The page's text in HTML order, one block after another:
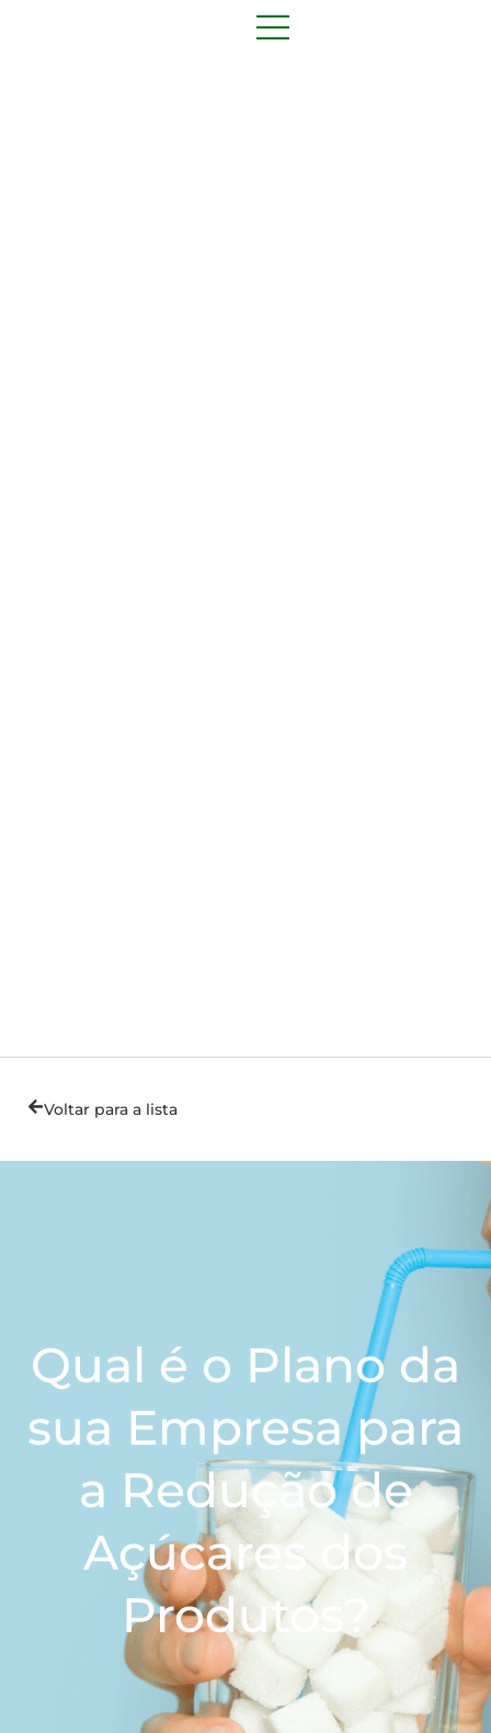
Voltar para a lista
Qual é o Plano da
sua Empresa para
a Redução de
Açúcares dos
Produtos?